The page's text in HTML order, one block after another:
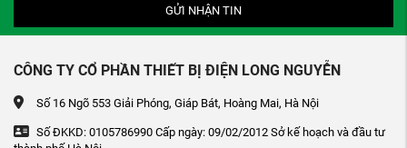
GỬI NHẬN TIN
CÔNG TY CỔ PHẦN THIẾT BỊ ĐIỆN LONG NGUYỄN
Số 16 Ngõ 553 Giải Phóng, Giáp Bát, Hoàng Mai, Hà Nội
Số ĐKKD: 0105786990 Cấp ngày: 09/02/2012 Sở kế hoạch và đầu tư